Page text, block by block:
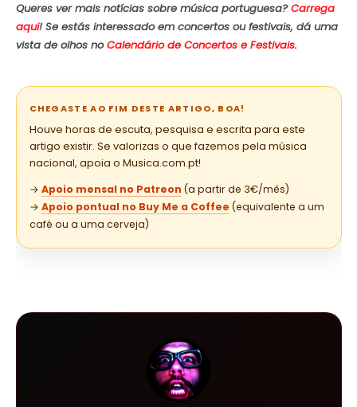
Queres ver mais notícias sobre música portuguesa?Carrega
aqui! Se estás interessado em concertos ou festivais, dá uma
vista de olhos noCalendário de Concertos e Festivais.
CHEGASTE AO FIM DESTE ARTIGO, BOA!
Houve horas de escuta, pesquisa e escrita para este
artigo existir. Se valorizas o que fazemos pela música
nacional, apoia o Musica.com.pt!
→ Apoio mensal no Patreon (a partir de 3€/mês)
→ Apoio pontual no Buy Me a Coffee (equivalente a um
café ou a uma cerveja)